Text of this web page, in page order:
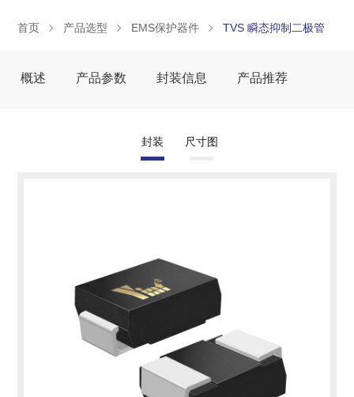
首页 产品选型 EMS保护器件 TVS 瞬态抑制二极管
概述 产品参数 封装信息 产品推荐
封装 尺寸图